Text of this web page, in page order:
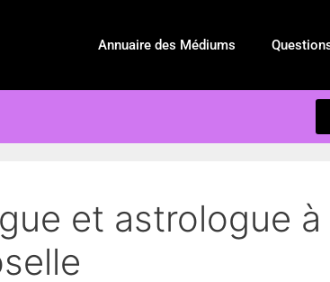
Annuaire des Médiums
et astrologue